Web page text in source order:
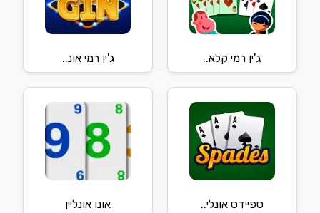
ג'ין רמי קלא.. ג'ין רמי אונ..
ספיידס אונלי.. אונו אונליין